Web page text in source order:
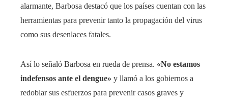
alarmante, Barbosa destacó que los países cuentan con las
herramientas para prevenir tanto la propagación del virus
como sus desenlaces fatales.
Así lo señaló Barbosa en rueda de prensa. «No estamos
indefensos ante el dengue» y llamó a los gobiernos a
redoblar sus esfuerzos para prevenir casos graves y